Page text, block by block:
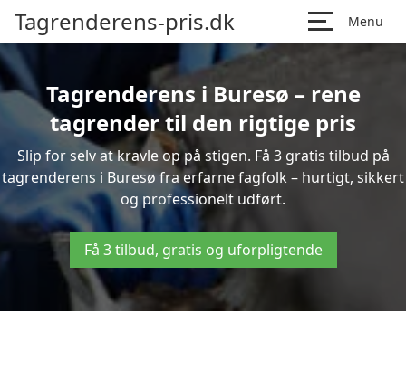
Tagrenderens-pris.dk Menu
Tagrenderens i Buresø – rene
tagrender til den rigtige pris
Slip for selv at kravle op på stigen. Få 3 gratis tilbud på
tagrenderens i Buresø fra erfarne fagfolk – hurtigt, sikkert
og professionelt udført.
Få 3 tilbud, gratis og uforpligtende